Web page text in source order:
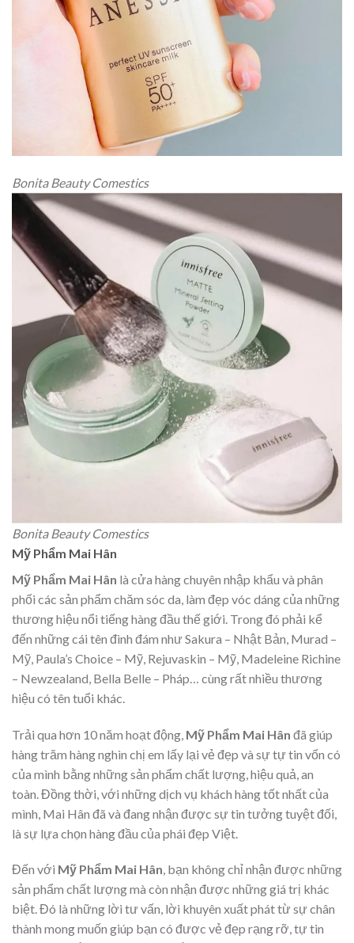
Bonita Beauty Comestics
Bonita Beauty Comestics
Mỹ Phẩm Mai Hân
Mỹ Phẩm Mai Hân là cửa hàng chuyên nhập khẩu và phân
phối các sản phẩm chăm sóc da, làm đẹp vóc dáng của những
thương hiệu nổi tiếng hàng đầu thế giới. Trong đó phải kể
đến những cái tên đình đám như Sakura – Nhật Bản, Murad –
Mỹ, Paula’s Choice – Mỹ, Rejuvaskin – Mỹ, Madeleine Richine
– Newzealand, Bella Belle – Pháp… cùng rất nhiều thương
hiệu có tên tuổi khác.
Trải qua hơn 10 năm hoạt động, Mỹ Phẩm Mai Hân đã giúp
hàng trăm hàng nghìn chị em lấy lại vẻ đẹp và sự tự tin vốn có
của mình bằng những sản phẩm chất lượng, hiệu quả, an
toàn. Đồng thời, với những dịch vụ khách hàng tốt nhất của
mình, Mai Hân đã và đang nhận được sự tin tưởng tuyệt đối,
là sự lựa chọn hàng đầu của phái đẹp Việt.
Đến với Mỹ Phẩm Mai Hân, bạn không chỉ nhận được những
sản phẩm chất lượng mà còn nhận được những giá trị khác
biệt. Đó là những lời tư vấn, lời khuyên xuất phát từ sự chân
thành mong muốn giúp bạn có được vẻ đẹp rạng rỡ, tự tin